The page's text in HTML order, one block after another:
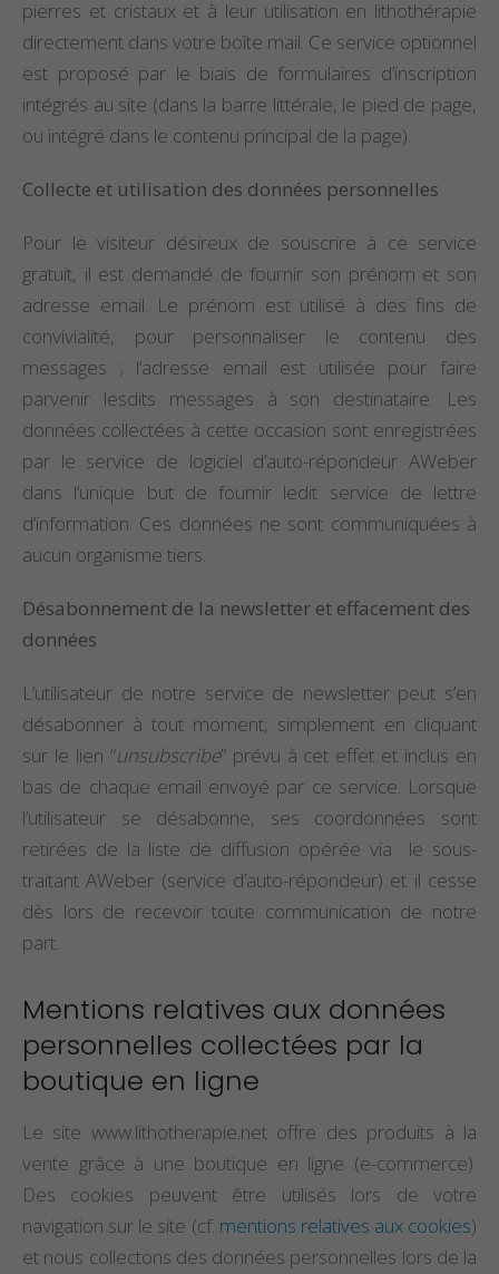
pierres et cristaux et à leur utilisation en lithothérapie
directement dans votre boîte mail. Ce service optionnel
est proposé par le biais de formulaires d’inscription
intégrés au site (dans la barre littérale, le pied de page,
ou intégré dans le contenu principal de la page).
Collecte et utilisation des données personnelles
Pour le visiteur désireux de souscrire à ce service
gratuit, il est demandé de fournir son prénom et son
adresse email. Le prénom est utilisé à des fins de
convivialité, pour personnaliser le contenu des
messages ; l’adresse email est utilisée pour faire
parvenir lesdits messages à son destinataire. Les
données collectées à cette occasion sont enregistrées
par le service de logiciel d’auto-répondeur AWeber
dans l’unique but de fournir ledit service de lettre
d’information. Ces données ne sont communiquées à
aucun organisme tiers.
Désabonnement de la newsletter et effacement des
données
L’utilisateur de notre service de newsletter peut s’en
désabonner à tout moment, simplement en cliquant
sur le lien “unsubscribe” prévu à cet effet et inclus en
bas de chaque email envoyé par ce service. Lorsque
l’utilisateur se désabonne, ses coordonnées sont
retirées de la liste de diffusion opérée via le sous-
traitant AWeber (service d’auto-répondeur) et il cesse
dès lors de recevoir toute communication de notre
part.
Mentions relatives aux données
personnelles collectées par la
boutique en ligne
Le site www.lithotherapie.net offre des produits à la
vente grâce à une boutique en ligne (e-commerce).
Des cookies peuvent être utilisés lors de votre
navigation sur le site (cf. mentions relatives aux cookies)
et nous collectons des données personnelles lors de la